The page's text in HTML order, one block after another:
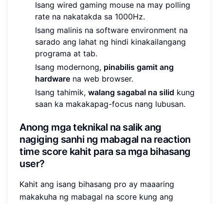
Isang wired gaming mouse na may polling
rate na nakatakda sa 1000Hz.
Isang malinis na software environment na
sarado ang lahat ng hindi kinakailangang
programa at tab.
Isang modernong, pinabilis gamit ang
hardware na web browser.
Isang tahimik, walang sagabal na silid kung
saan ka makakapag-focus nang lubusan.
Anong mga teknikal na salik ang
nagiging sanhi ng mabagal na reaction
time score kahit para sa mga bihasang
user?
Kahit ang isang bihasang pro ay maaaring
makakuha ng mabagal na score kung ang